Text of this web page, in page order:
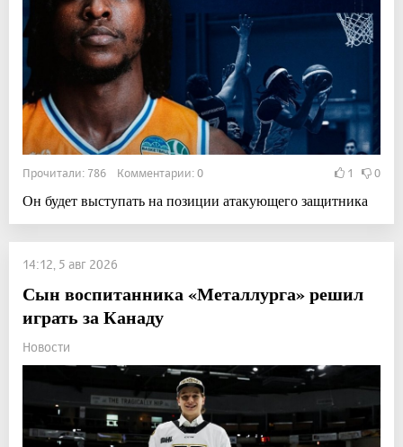
Прочитали: 786 Комментарии: 0 1 0
Он будет выступать на позиции атакующего защитника
14:12, 5 авг 2026
Сын воспитанника «Металлурга» решил
играть за Канаду
Новости